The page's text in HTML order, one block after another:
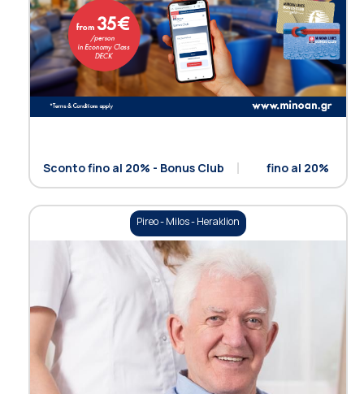
Sconto fino al 20% - Bonus Club fino al 20%
Pireo - Milos - Heraklion